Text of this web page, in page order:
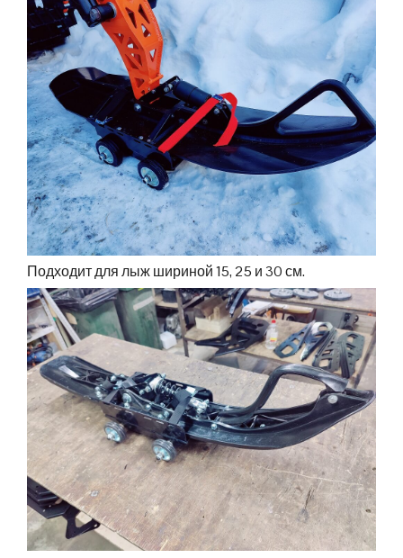
Подходит для лыж шириной 15, 25 и 30 см.